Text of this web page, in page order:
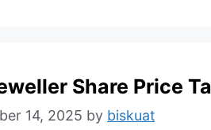
Share Price
14, 2025 by biskuat